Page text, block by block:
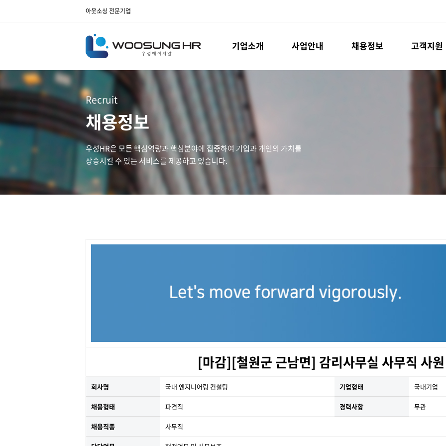
아웃소싱 전문기업
기업소개 사업안내 채용정보 고객지원
Recruit
채용정보
우성HR은 모든 핵심역량과 핵심분야에 집중하여 기업과 개인의 가치를
상승시킬 수 있는 서비스를 제공하고 있습니다.
[마감][철원군 근남면] 감리사무실 사무직 사
회사명 국내 엔지니어링 컨설팅 기업형태 국내기업
채용형태 파견직 경력사항 무관
채용직종 사무직